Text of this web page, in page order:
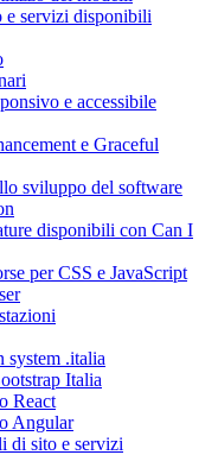
servizi disponibili
e accessibile
e Graceful
sviluppo del software
disponibili con Can I
per CSS e JavaScript
system .italia
Italia
React
Angular
di sito e servizi